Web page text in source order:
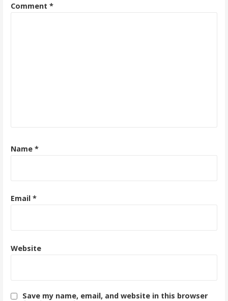
Comment *
Name *
Email *
Website
Save my name, email, and website in this browser